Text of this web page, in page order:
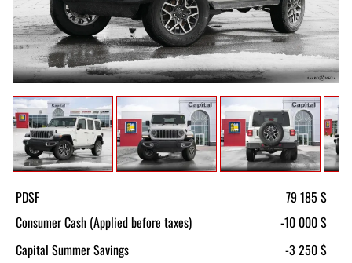
PDSF
79 185 $
Consumer Cash (Applied before taxes)
-10 000 $
Capital Summer Savings
-3 250 $